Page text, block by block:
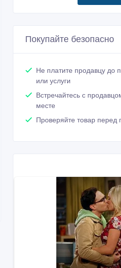
Покупайте безопасно
Не платите продавцу до
или услуги
Встречайтесь с
месте
Проверяйте товар перед